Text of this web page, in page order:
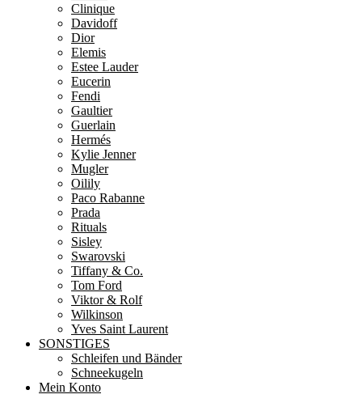
Clinique
Davidoff
Dior
Elemis
Estee Lauder
Eucerin
Fendi
Gaultier
Guerlain
Hermés
Kylie Jenner
Mugler
Oilily
Paco Rabanne
Prada
Rituals
Sisley
Swarovski
Tiffany & Co.
Tom Ford
Viktor & Rolf
Wilkinson
Yves Saint Laurent
SONSTIGES
Schleifen und Bänder
Schneekugeln
Mein Konto